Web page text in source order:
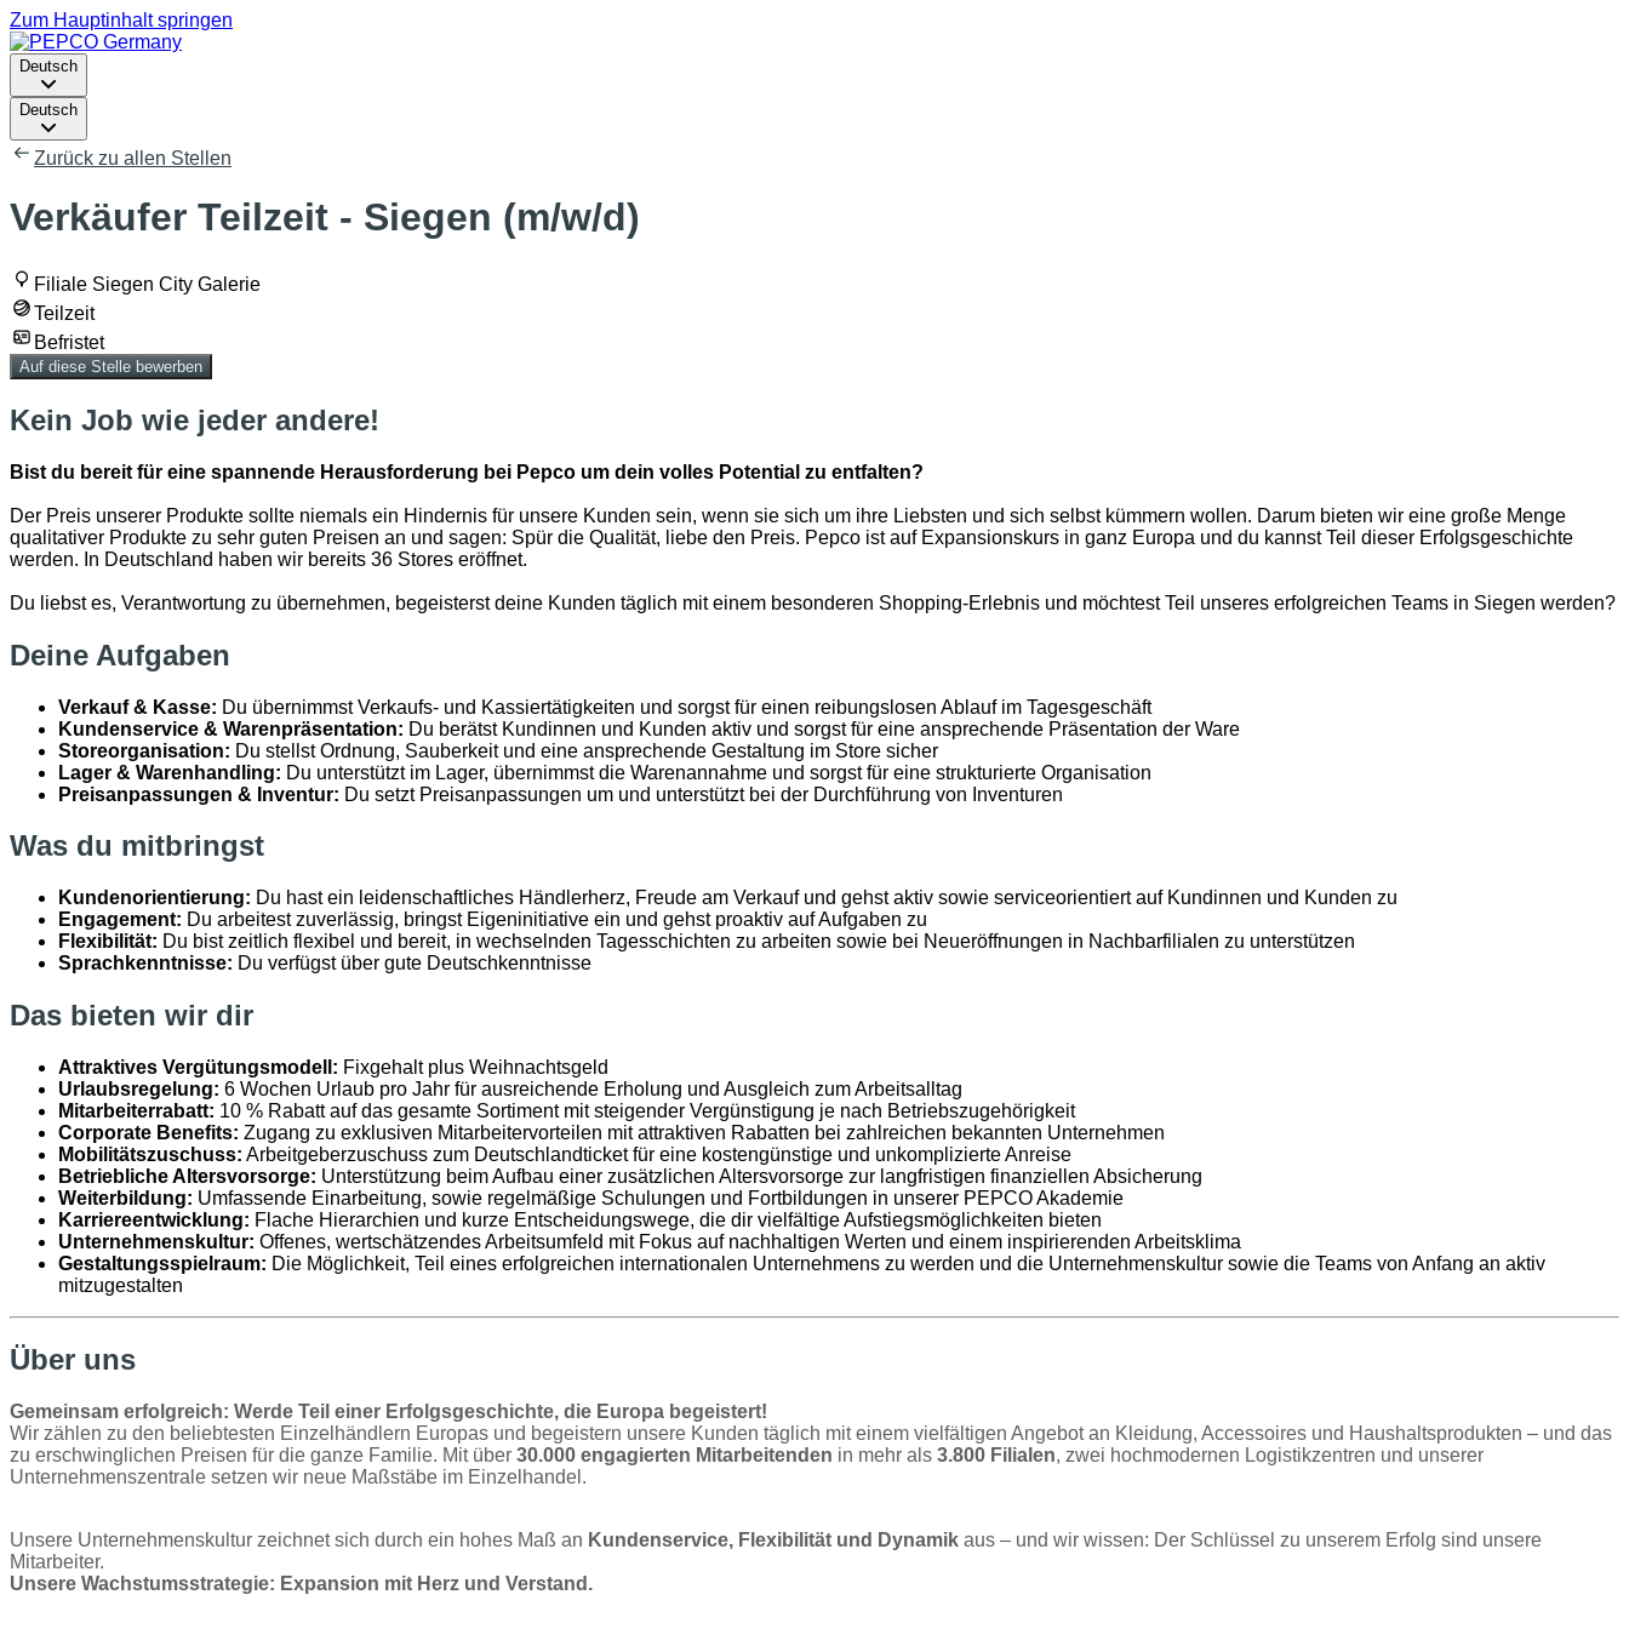
Zum Hauptinhalt springen
Deutsch
Deutsch
Zurück zu allen Stellen
Verkäufer Teilzeit - Siegen (m/w/d)
Filiale Siegen City Galerie
Teilzeit
Befristet
Auf diese Stelle bewerben
Kein Job wie jeder andere!
Bist du bereit für eine spannende Herausforderung bei Pepco um dein volles Potential zu entfalten?
Der Preis unserer Produkte sollte niemals ein Hindernis für unsere Kunden sein, wenn sie sich um ihre Liebsten und sich selbst kümmern wollen. Darum bieten wir eine große Menge
qualitativer Produkte zu sehr guten Preisen an und sagen: Spür die Qualität, liebe den Preis. Pepco ist auf Expansionskurs in ganz Europa und du kannst Teil dieser Erfolgsgeschichte
werden. In Deutschland haben wir bereits 36 Stores eröffnet.
Du liebst es, Verantwortung zu übernehmen, begeisterst deine Kunden täglich mit einem besonderen Shopping-Erlebnis und möchtest Teil unseres erfolgreichen Teams in Siegen werden?
Deine Aufgaben
Verkauf & Kasse: Du übernimmst Verkaufs- und Kassiertätigkeiten und sorgst für einen reibungslosen Ablauf im Tagesgeschäft
Kundenservice & Warenpräsentation: Du berätst Kundinnen und Kunden aktiv und sorgst für eine ansprechende Präsentation der Ware
Storeorganisation: Du stellst Ordnung, Sauberkeit und eine ansprechende Gestaltung im Store sicher
Lager & Warenhandling: Du unterstützt im Lager, übernimmst die Warenannahme und sorgst für eine strukturierte Organisation
Preisanpassungen & Inventur: Du setzt Preisanpassungen um und unterstützt bei der Durchführung von Inventuren
Was du mitbringst
Kundenorientierung: Du hast ein leidenschaftliches Händlerherz, Freude am Verkauf und gehst aktiv sowie serviceorientiert auf Kundinnen und Kunden zu
Engagement: Du arbeitest zuverlässig, bringst Eigeninitiative ein und gehst proaktiv auf Aufgaben zu
Flexibilität: Du bist zeitlich flexibel und bereit, in wechselnden Tagesschichten zu arbeiten sowie bei Neueröffnungen in Nachbarfilialen zu unterstützen
Sprachkenntnisse: Du verfügst über gute Deutschkenntnisse
Das bieten wir dir
Attraktives Vergütungsmodell: Fixgehalt plus Weihnachtsgeld
Urlaubsregelung: 6 Wochen Urlaub pro Jahr für ausreichende Erholung und Ausgleich zum Arbeitsalltag
Mitarbeiterrabatt: 10 % Rabatt auf das gesamte Sortiment mit steigender Vergünstigung je nach Betriebszugehörigkeit
Corporate Benefits: Zugang zu exklusiven Mitarbeitervorteilen mit attraktiven Rabatten bei zahlreichen bekannten Unternehmen
Mobilitätszuschuss: Arbeitgeberzuschuss zum Deutschlandticket für eine kostengünstige und unkomplizierte Anreise
Betriebliche Altersvorsorge: Unterstützung beim Aufbau einer zusätzlichen Altersvorsorge zur langfristigen finanziellen Absicherung
Weiterbildung: Umfassende Einarbeitung, sowie regelmäßige Schulungen und Fortbildungen in unserer PEPCO Akademie
Karriereentwicklung: Flache Hierarchien und kurze Entscheidungswege, die dir vielfältige Aufstiegsmöglichkeiten bieten
Unternehmenskultur: Offenes, wertschätzendes Arbeitsumfeld mit Fokus auf nachhaltigen Werten und einem inspirierenden Arbeitsklima
Gestaltungsspielraum: Die Möglichkeit, Teil eines erfolgreichen internationalen Unternehmens zu werden und die Unternehmenskultur sowie die Teams von Anfang an aktiv
mitzugestalten
Über uns
Gemeinsam erfolgreich: Werde Teil einer Erfolgsgeschichte, die Europa begeistert!
Wir zählen zu den beliebtesten Einzelhändlern Europas und begeistern unsere Kunden täglich mit einem vielfältigen Angebot an Kleidung, Accessoires und Haushaltsprodukten – und das
zu erschwinglichen Preisen für die ganze Familie. Mit über 30.000 engagierten Mitarbeitenden in mehr als 3.800 Filialen, zwei hochmodernen Logistikzentren und unserer
Unternehmenszentrale setzen wir neue Maßstäbe im Einzelhandel.
Unsere Unternehmenskultur zeichnet sich durch ein hohes Maß an Kundenservice, Flexibilität und Dynamik aus – und wir wissen: Der Schlüssel zu unserem Erfolg sind unsere
Mitarbeiter.
Unsere Wachstumsstrategie: Expansion mit Herz und Verstand.